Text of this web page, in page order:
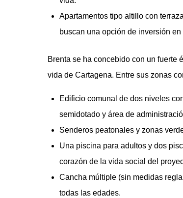
Apartamentos tipo altillo con
buscan una opción de inversión
Brenta se ha concebido con un fuerte
vida de Cartagena. Entre sus zonas
Edificio comunal de dos niveles
semidotado y área de
Senderos peatonales y zonas
Una piscina para adultos y dos
corazón de la vida social del
Cancha múltiple (sin medidas
todas las edades.